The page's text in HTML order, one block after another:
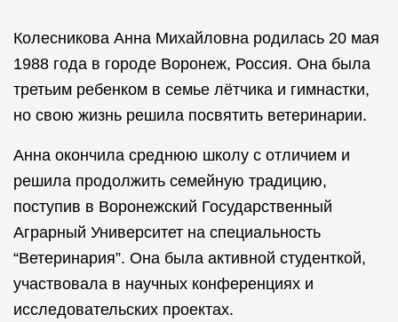
Колесникова Анна Михайловна родилась 20 мая
1988 года в городе Воронеж, Россия. Она была
третьим ребенком в семье лётчика и гимнастки,
но свою жизнь решила посвятить ветеринарии.
Анна окончила среднюю школу с отличием и
решила продолжить семейную традицию,
поступив в Воронежский Государственный
Аграрный Университет на специальность
“Ветеринария”. Она была активной студенткой,
участвовала в научных конференциях и
исследовательских проектах.